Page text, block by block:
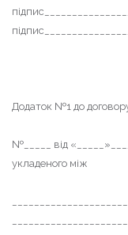
Додаток №1 до
№_____ від
укладеного між